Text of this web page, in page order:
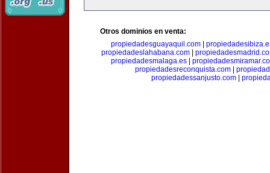
Otros dominios en venta:
propiedadesguayaquil.com
propiedadeslahabana.com|
propiedadesmalaga.es|
propiedadesreconquista.com
propiedadessanjusto.com